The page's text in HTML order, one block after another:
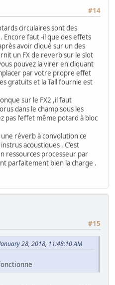
#14
circulaires sont des
Encore faut -il que des effets
avoir cliqué sur un des
un FX de reverb sur le slot
pouvez la virer en cliquant
par votre propre effet
gratuits et la Tall fournie est
sur le FX2 ,il faut
dans le champ sous les
pas l'effet même potard à bloc
réverb à convolution ce
acoustiques . C'est
ressources processeur par
parfaitement bien la charge .
#15
28, 2018, 11:48:10 AM